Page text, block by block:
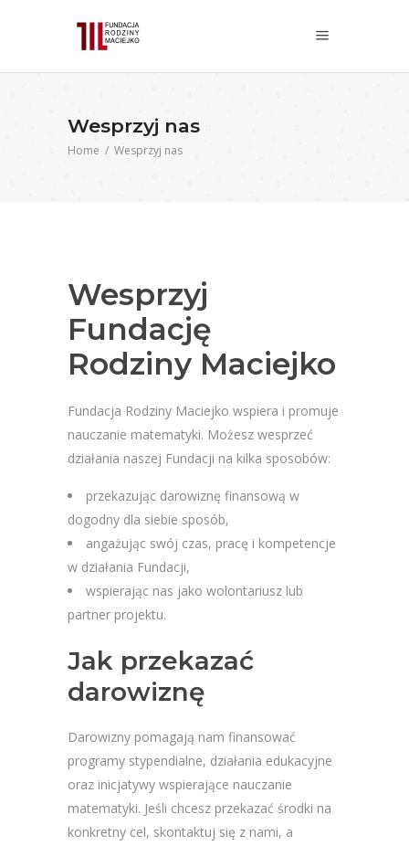
Wesprzyj nas
Home / Wesprzyj nas
Wesprzyj
Fundację
Rodziny Maciejko
Fundacja Rodziny Maciejko wspiera i promuje
nauczanie matematyki. Możesz wesprzeć
działania naszej Fundacji na kilka sposobów:
przekazując darowiznę finansową w
dogodny dla siebie sposób,
angażując swój czas, pracę i kompetencje
w działania Fundacji,
wspierając nas jako wolontariusz lub
partner projektu.
Jak przekazać
darowiznę
Darowizny pomagają nam finansować
programy stypendialne, działania edukacyjne
oraz inicjatywy wspierające nauczanie
matematyki. Jeśli chcesz przekazać środki na
konkretny cel, skontaktuj się z nami, a